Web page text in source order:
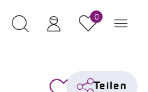
0
Teilen